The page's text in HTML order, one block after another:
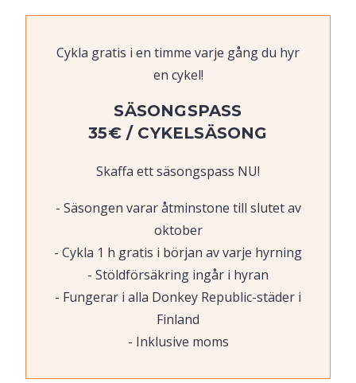
Cykla gratis i en timme varje gång du hyr
en cykel!
SÄSONGSPASS
35€ / CYKELSÄSONG
Skaffa ett säsongspass NU!
Säsongen varar åtminstone till slutet av
oktober
Cykla 1 h gratis i början av varje hyrning
Stöldförsäkring ingår i hyran
Fungerar i alla Donkey Republic-städer i
Finland
Inklusive moms